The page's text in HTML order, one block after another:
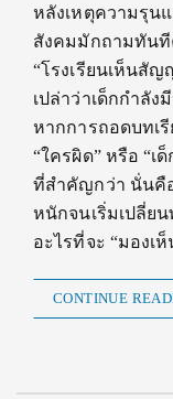
หลังเหตุความรุน
สังคมมักถามทันที
“โรงเรียนเห็นสั
เปล่าว่าเด็กกำลัง
หากการถอดบทเ
“ใครผิด” หรือ “เ
ที่สำคัญกว่า นั่นคื
หนักจนเริ่มเปลี่ยน
อะไรที่จะ “มองเ
CONTINUE